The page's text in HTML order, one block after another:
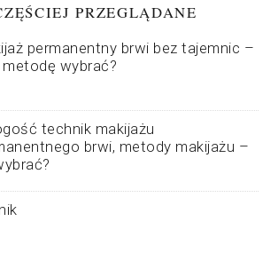
PRZEGLĄDANE
permanentny brwi bez tajemnic –
metodę wybrać?
technik makijażu
brwi, metody makijażu –